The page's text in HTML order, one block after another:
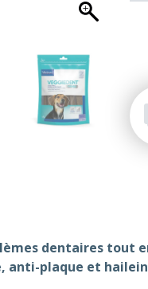
dentaires tout
plaque et